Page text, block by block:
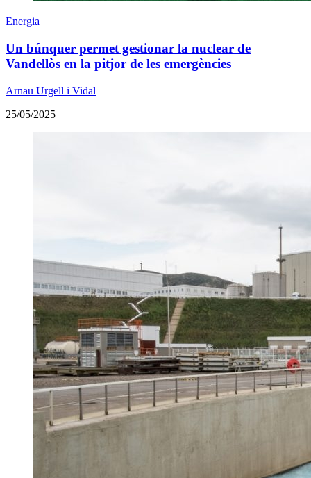
Energia
Un búnquer permet gestionar la nuclear de
Vandellòs en la pitjor de les emergències
Arnau Urgell i Vidal
25/05/2025